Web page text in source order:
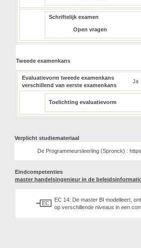
Schriftelijk examen
Open vragen
Tweede examenkans
Evaluatievorm tweede examenkans
verschillend van eerste examenkans
Ja
Toelichting evaluatievorm
Verplicht studiemateriaal
De Programmeursleerling (Spronck) :
Eindcompetenties
master handelsingenieur in de
EC
EC 14: De master BI modelleert,
op verschillende niveaus in een